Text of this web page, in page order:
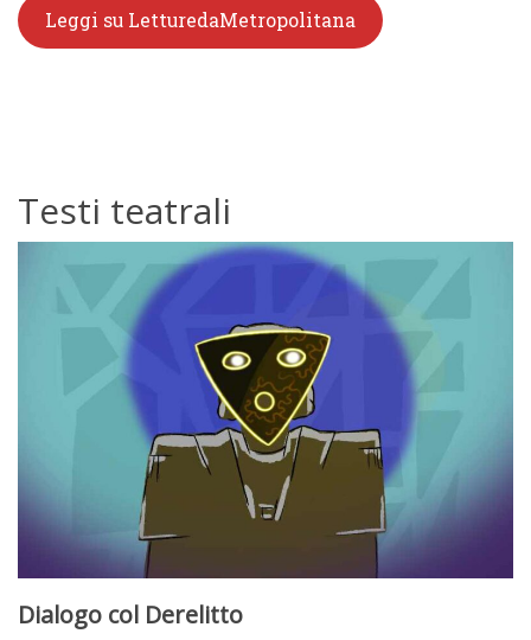
Leggi su LetturedaMetropolitana
Testi teatrali
Dialogo col Derelitto